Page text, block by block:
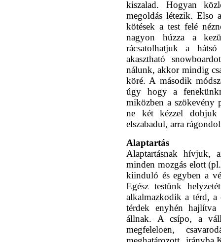
kiszalad. Hogyan
megoldás létezik. Elso
kötések a test felé
nagyon húzza a
rácsatolhatjuk a
akasztható
nálunk, akkor mindig
köré. A második
úgy hogy a
miközben a szökevény
ne két kézzel
elszabadul, arra
Alaptartás
Alaptartásnak hívjuk,
minden mozgás elott
kiinduló és egyben a
Egész testünk
alkalmazkodik a térd, a
térdek enyhén
állnak. A csípo, a
megfeleloen,